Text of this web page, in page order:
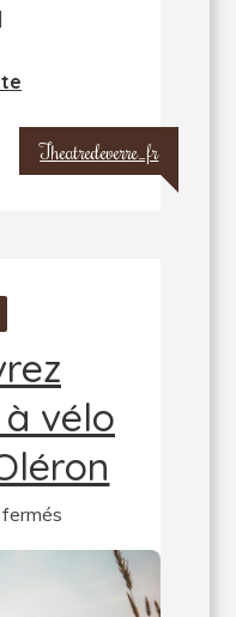
Theatredeverre_fr
à vélo
sur
Découvrez
l’aventure